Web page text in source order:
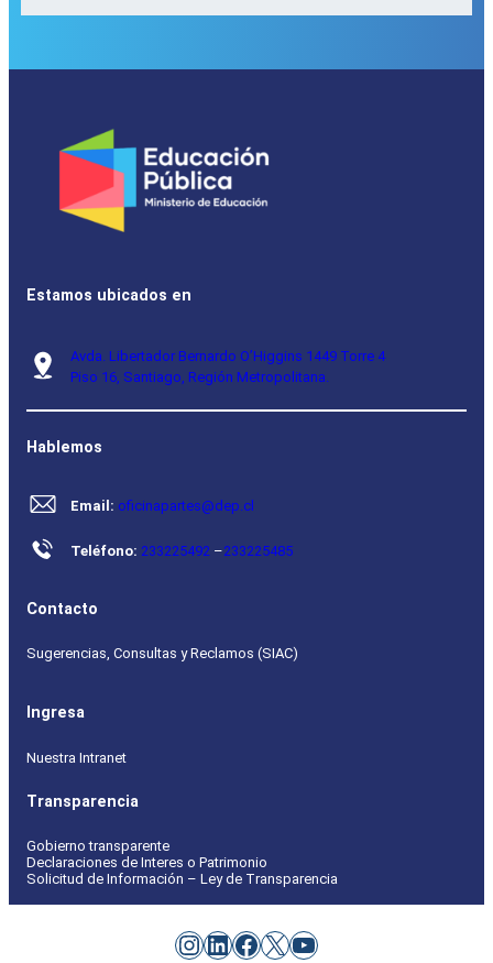
Estamos ubicados en
Avda. Libertador Bernardo O’Higgins 1449 Torre 4
Piso 16, Santiago, Región Metropolitana.
Hablemos
Email: oficinapartes@dep.cl
Teléfono: 233225492 –233225485
Contacto
Sugerencias, Consultas y Reclamos (SIAC)
Ingresa
Nuestra Intranet
Transparencia
Gobierno transparente
Declaraciones de Interes o Patrimonio
Solicitud de Información – Ley de Transparencia
Instagram
LinkedIn
Facebook
X YouTube